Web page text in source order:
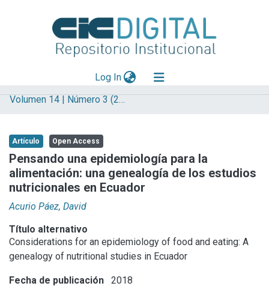
Log In(current)
Explorar
Aportar material
Statistics
Volumen 14 | Número 3 (2018)
Artículo Open Access
Pensando una epidemiología para la
alimentación: una genealogía de los estudios
nutricionales en Ecuador
Acurio Páez, David
Título alternativo
Considerations for an epidemiology of food and eating: A
genealogy of nutritional studies in Ecuador
Fecha de publicación 2018